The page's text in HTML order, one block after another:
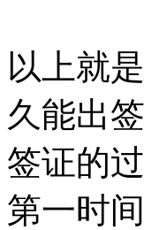
以上就
久能出
签证的
第一时